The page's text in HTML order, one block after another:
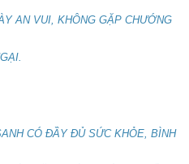
AN VUI, KHÔNG GẶP CHƯỚNG
CÓ ĐẦY ĐỦ SỨC KHỎE, BÌNH